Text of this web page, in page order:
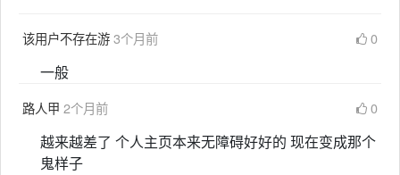
该用户不存在游3个月前 0
一般
路人甲 2个月前 0
越来越差了 个人主页本来无障碍好好的 现在变成那个
鬼样子